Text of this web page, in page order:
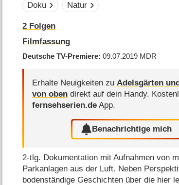
Doku Natur
2 Folgen
Filmfassung
Deutsche TV-Premiere 09.07.2019 MDR
Erhalte Neuigkeiten zu Adelsgärten
von oben direkt auf dein Handy.
fernsehserien.de App.
Benachrichtige mich
2-tlg. Dokumentation mit Aufnahmen von
Parkanlagen aus der Luft. Neben
bodenständige Geschichten über die hier